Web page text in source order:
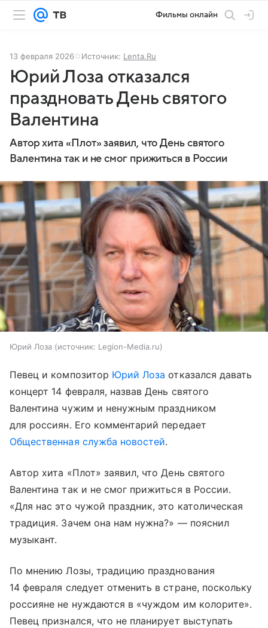
Фильмы онлайн
13 февраля 2026 Источник: Lenta.Ru
Юрий Лоза отказался
праздновать День святого
Валентина
Автор хита «Плот» заявил, что День святого
Валентина так и не смог прижиться в России
Юрий Лоза источник: Legion-Media.ru
Певец и композитор Юрий Лоза отказался давать
концерт 14 февраля, назвав День святого
Валентина чужим и ненужным праздником
для россиян. Его комментарий передает
Общественная служба новостей.
Автор хита «Плот» заявил, что День святого
Валентина так и не смог прижиться в России.
«Для нас это чужой праздник, это католическая
традиция. Зачем она нам нужна?» — пояснил
музыкант.
По мнению Лозы, традицию празднования
14 февраля следует отменить в стране, поскольку
россияне не нуждаются в «чуждом им колорите».
Певец признался, что не планирует выступать